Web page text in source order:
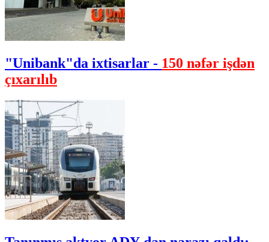
"Unibank"da ixtisarlar - 150 nəfər işdən
çıxarılıb